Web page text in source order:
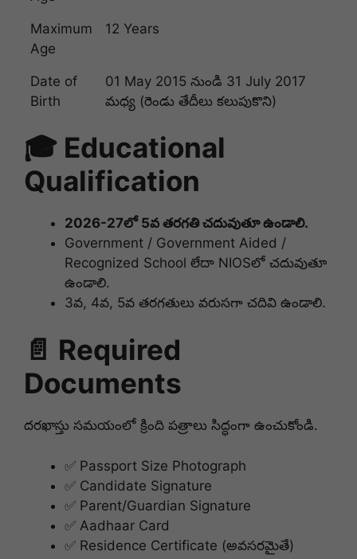
Maximum
Age
12 Years
Date of
Birth
01 May 2015 నుండి 31 July 2017
మధ్య (రెండు తేదీలు కలుపుకొని)
🎓 Educational
Qualification
2026-27లో 5వ తరగతి చదువుతూ ఉండాలి.
Government / Government Aided /
Recognized School లేదా NIOSలో చదువుతూ
ఉండాలి.
3వ, 4వ, 5వ తరగతులు వరుసగా చదివి ఉండాలి.
📄 Required
Documents
దరఖాస్తు సమయంలో క్రింది పత్రాలు సిద్ధంగా ఉంచుకోండి.
✅ Passport Size Photograph
✅ Candidate Signature
✅ Parent/Guardian Signature
✅ Aadhaar Card
✅ Residence Certificate (అవసరమైతే)